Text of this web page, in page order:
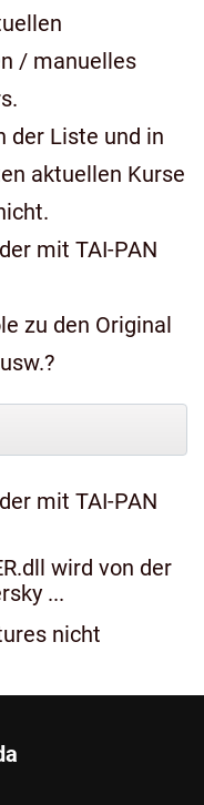
/ manuelles
der Liste und in
aktuellen Kurse
mit TAI-PAN
zu den Original
mit TAI-PAN
wird von der
...
nicht